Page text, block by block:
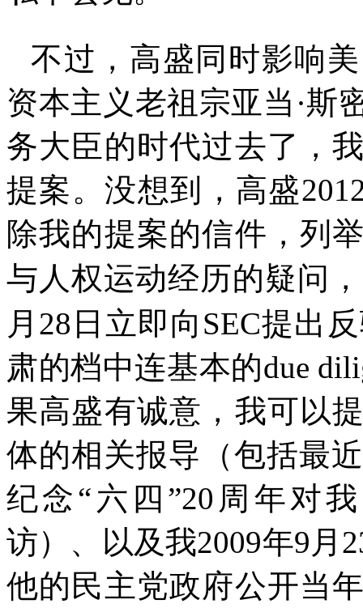
不过，高盛同时影响
资本主义老祖宗亚当 ·斯
务大臣的时代过去了，
提案。没想到，高盛
除我的提案的信件，列
与人权运动经历的疑问
月 28 日立即向 SEC提出
肃的档中连基本的due
果高盛有诚意，我可以
体的相关报导（包括最
纪念“ 六四 ”20 周年对
访）、以及我2009年9 月
他的民主党政府公开当